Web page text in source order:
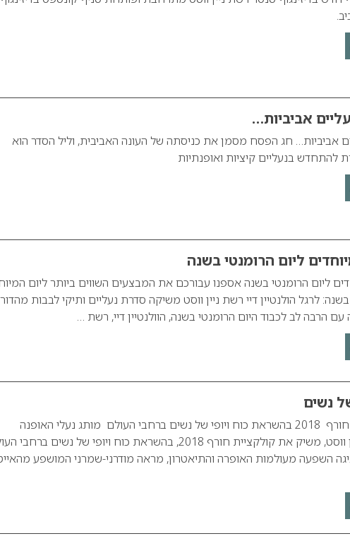
אביביות…
אביביות… חג הפסח מסמן את כניסתה של העונה האביבית, וליל הסדר הוא
להתחדש בנעליים קיציות ואופנתיות
ליום הרומנטי בשנה
ליום הרומנטי בשנה אספנו עבורכם את המבצעים השווים ביותר ליום
לרגל הולנטיין דיי רשת ניין ווסט משיקה סדרת נעליים ותיקי לבבות
הרבה לב לכבוד היום הרומנטי בשנה, הוולנטיין דיי, רשת …
נשים
NINE WEST חורף 2018 בהשראת כוח ויופי של נשים ברחבי העולם מותג נעלי האופנה
הבינלאומי ניין ווסט, משיק את קולקציית חורף 2018, בהשראת כוח ויופי של נשים
השפעה מעולמות האופרה והתיאטרון, מראה מודרני-שמרני המושפע